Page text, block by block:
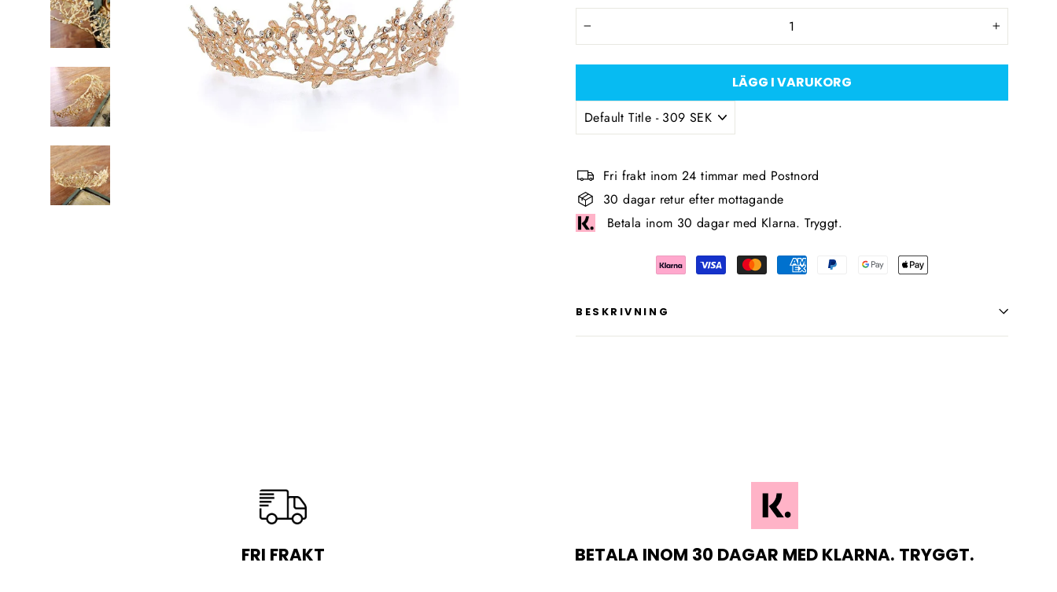
+
LÄGG I VARUKORG
Fri frakt inom 24 timmar med Postnord
30 dagar retur efter mottagande
Betala inom 30 dagar med Klarna. Tryggt.
BESKRIVNING
FRI FRAKT BETALA INOM 30 DAGAR MED KLARNA. TRYGGT.